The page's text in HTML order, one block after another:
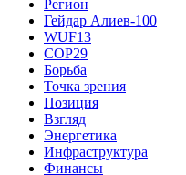
Регион
Гейдар Алиев-100
WUF13
COP29
Борьба
Точка зрения
Позиция
Взгляд
Энергетика
Инфраструктура
Финансы